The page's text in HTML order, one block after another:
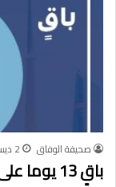
صحيفة الوفاق 2 ديسمبر، 2025
باقٍ 13 يوما على تطبيق قانون المخدرات الجديد